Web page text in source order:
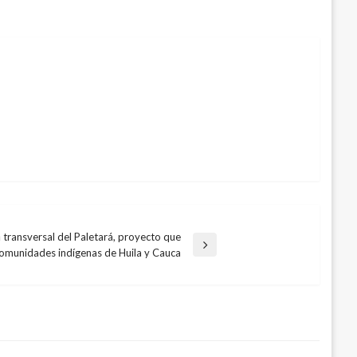
del Paletará, proyecto que
indígenas de Huila y Cauca